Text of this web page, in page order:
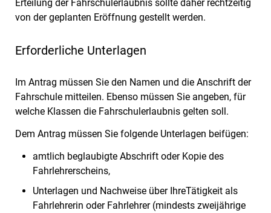
Erteilung der Fahrschulerlaubnis sollte daher rechtzeitig
von der geplanten Eröffnung gestellt werden.
Erforderliche Unterlagen
Im Antrag müssen Sie den Namen und die Anschrift der
Fahrschule mitteilen. Ebenso müssen Sie angeben, für
welche Klassen die Fahrschulerlaubnis gelten soll.
Dem Antrag müssen Sie folgende Unterlagen beifügen:
amtlich beglaubigte Abschrift oder Kopie des
Fahrlehrerscheins,
Unterlagen und Nachweise über IhreTätigkeit als
Fahrlehrerin oder Fahrlehrer (mindests zweijährige